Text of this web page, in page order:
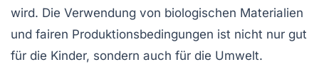
wird. Die Verwendung von biologischen Materialien
und fairen Produktionsbedingungen ist nicht nur gut
für die Kinder, sondern auch für die Umwelt.